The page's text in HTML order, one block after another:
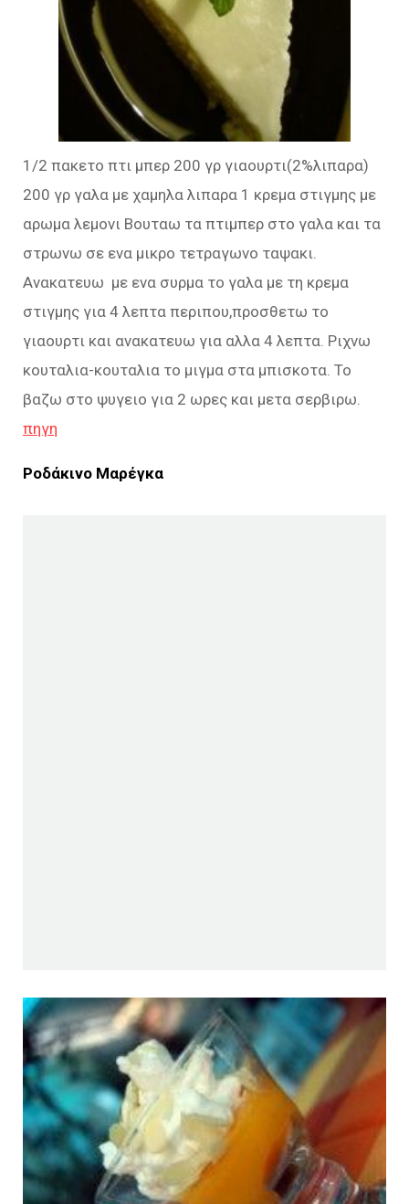
1/2 πακετο πτι μπερ 200 γρ γιαουρτι(2%λιπαρα)
200 γρ γαλα με χαμηλα λιπαρα 1 κρεμα στιγμης με
αρωμα λεμονι Βουταω τα πτιμπερ στο γαλα και τα
στρωνω σε ενα μικρο τετραγωνο ταψακι.
Ανακατευω με ενα συρμα το γαλα με τη κρεμα
στιγμης για 4 λεπτα περιπου,προσθετω το
γιαουρτι και ανακατευω για αλλα 4 λεπτα. Ριχνω
κουταλια-κουταλια το μιγμα στα μπισκοτα. Το
βαζω στο ψυγειο για 2 ωρες και μετα σερβιρω.
πηγη
Ροδάκινο Μαρέγκα